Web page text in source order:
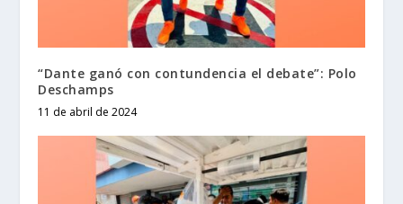
“Dante ganó con contundencia el debate”: Polo
Deschamps
11 de abril de 2024